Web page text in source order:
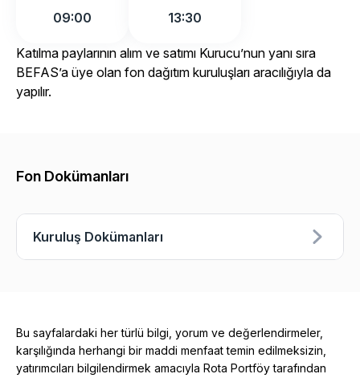
09:00 13:30
Katılma paylarının alım ve satımı Kurucu’nun yanı sıra
BEFAS’a üye olan fon dağıtım kuruluşları aracılığıyla da
yapılır.
Fon Dokümanları
Kuruluş Dokümanları
Bu sayfalardaki her türlü bilgi, yorum ve değerlendirmeler,
karşılığında herhangi bir maddi menfaat temin edilmeksizin,
yatırımcıları bilgilendirmek amacıyla Rota Portföy tarafından